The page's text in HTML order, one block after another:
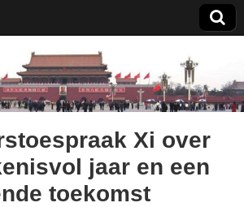
Xi over
jaar en een
toekomst